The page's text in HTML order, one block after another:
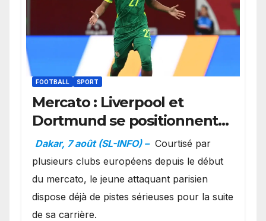
FOOTBALL SPORT
Mercato : Liverpool et
Dortmund se positionnent
en favoris pour recruter
Ibrahim Mbaye
Dakar, 7 août (SL-INFO) – Courtisé par
plusieurs clubs européens depuis le début
du mercato, le jeune attaquant parisien
dispose déjà de pistes sérieuses pour la suite
de sa carrière.